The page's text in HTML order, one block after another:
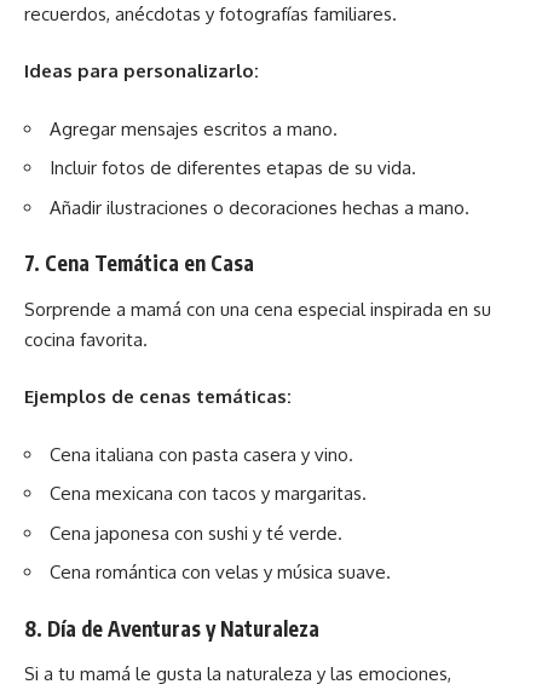
recuerdos, anécdotas y fotografías familiares.
Ideas para personalizarlo:
Agregar mensajes escritos a mano.
Incluir fotos de diferentes etapas de su vida.
Añadir ilustraciones o decoraciones hechas a mano.
7. Cena Temática en Casa
Sorprende a mamá con una cena especial inspirada en su
cocina favorita.
Ejemplos de cenas temáticas:
Cena italiana con pasta casera y vino.
Cena mexicana con tacos y margaritas.
Cena japonesa con sushi y té verde.
Cena romántica con velas y música suave.
8. Día de Aventuras y Naturaleza
Si a tu mamá le gusta la naturaleza y las emociones,